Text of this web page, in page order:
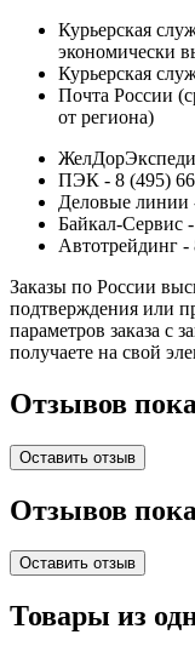
Курьерская
экономически
Курьерская
Почта России
от региона)
ПЭК - 8 (495)
Деловые линии
Байкал-Сервис
Автотрейдинг -
Заказы по России
подтверждения или
параметров заказа с
получаете на свой
Отзывов
Оставить отзыв
Отзывов
Оставить отзыв
Товары из